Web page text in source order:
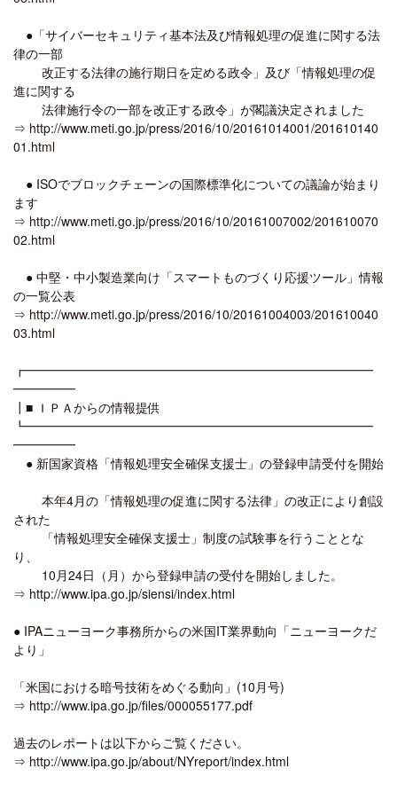
●「サイバーセキュリティ基本法及び情報処理の促進に関する法
律の一部
改正する法律の施行期日を定める政令」及び「情報処理の促
進に関する
法律施行令の一部を改正する政令」が閣議決定されました
⇒ http://www.meti.go.jp/press/2016/10/20161014001/201610140
01.html
● ISOでブロックチェーンの国際標準化についての議論が始まり
ます
⇒ http://www.meti.go.jp/press/2016/10/20161007002/201610070
02.html
● 中堅・中小製造業向け「スマートものづくり応援ツール」情報
の一覧公表
⇒ http://www.meti.go.jp/press/2016/10/20161004003/201610040
03.html
┏━━━━━━━━━━━━━━━━━━━━━━━━━━━━
━━━━━
┃■ ＩＰＡからの情報提供
┗━━━━━━━━━━━━━━━━━━━━━━━━━━━━
━━━━━
● 新国家資格「情報処理安全確保支援士」の登録申請受付を開始
本年4月の「情報処理の促進に関する法律」の改正により創設
された
「情報処理安全確保支援士」制度の試験事を行うこととな
り、
10月24日（月）から登録申請の受付を開始しました。
⇒ http://www.ipa.go.jp/siensi/index.html
● IPAニューヨーク事務所からの米国IT業界動向「ニューヨークだ
より」
「米国における暗号技術をめぐる動向」(10月号)
⇒ http://www.ipa.go.jp/files/000055177.pdf
過去のレポートは以下からご覧ください。
⇒ http://www.ipa.go.jp/about/NYreport/index.html